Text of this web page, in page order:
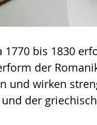
1770 bis 1830
der
und wirken
der